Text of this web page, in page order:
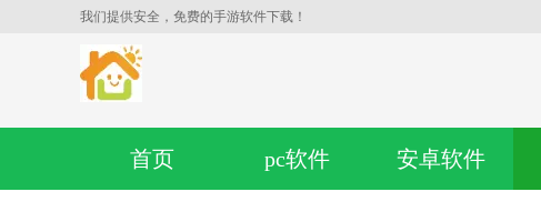
我们提供安全，免费的手游软件下载！
首页 pc软件 安卓软件